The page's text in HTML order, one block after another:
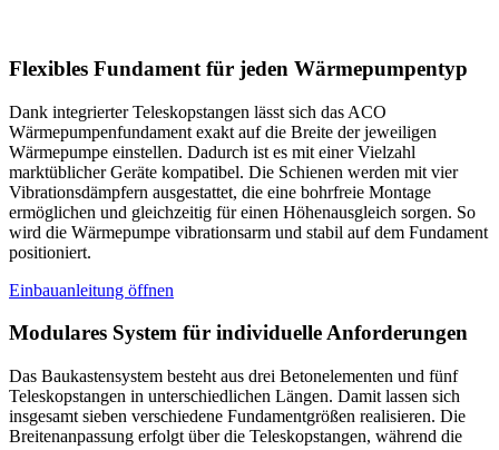
Flexibles Fundament für jeden Wärmepumpentyp
Dank integrierter Teleskopstangen lässt sich das ACO
Wärmepumpenfundament exakt auf die Breite der jeweiligen
Wärmepumpe einstellen. Dadurch ist es mit einer Vielzahl
marktüblicher Geräte kompatibel. Die Schienen werden mit vier
Vibrationsdämpfern ausgestattet, die eine bohrfreie Montage
ermöglichen und gleichzeitig für einen Höhenausgleich sorgen. So
wird die Wärmepumpe vibrationsarm und stabil auf dem Fundament
positioniert.
Einbauanleitung öffnen
Modulares System für individuelle Anforderungen
Das Baukastensystem besteht aus drei Betonelementen und fünf
Teleskopstangen in unterschiedlichen Längen. Damit lassen sich
insgesamt sieben verschiedene Fundamentgrößen realisieren. Die
Breitenanpassung erfolgt über die Teleskopstangen, während die